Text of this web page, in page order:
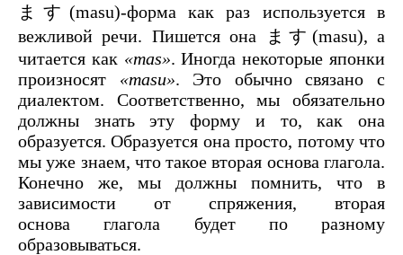
ます(masu)-форма как раз используется в
вежливой речи. Пишется она ます(masu), а
читается как «mas». Иногда некоторые японки
произносят «masu». Это обычно связано с
диалектом. Соответственно, мы обязательно
должны знать эту форму и то, как она
образуется. Образуется она просто, потому что
мы уже знаем, что такое вторая основа глагола.
Конечно же, мы должны помнить, что в
зависимости от спряжения, вторая
основа глагола будет по разному
образовываться.